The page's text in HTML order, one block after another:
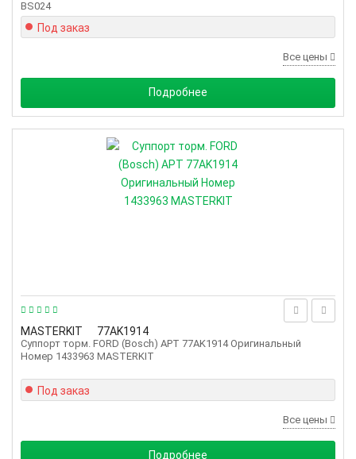
BS024
Под заказ
Все цены
Подробнее
MASTERKIT 77AK1914
Суппорт торм. FORD (Bosch) АРТ 77AK1914 Оригинальный
Номер 1433963 MASTERKIT
Под заказ
Все цены
Подробнее